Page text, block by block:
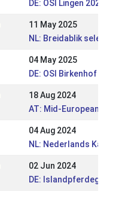
DE: OSI Lingen 2025 -
11 May 2025
NL: Breidablik
04 May 2025
DE: OSI Birkenhof 2025
18 Aug 2024
AT: Mid-European
04 Aug 2024
NL: Nederlands
02 Jun 2024
DE: Islandpferdegestüt